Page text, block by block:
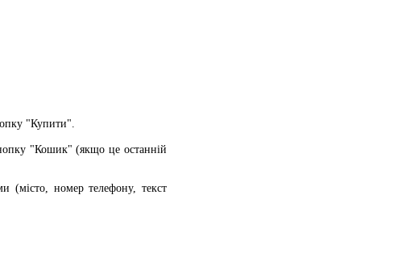
"Купити".
"Кошик" (якщо це останній
(місто, номер телефону, текст